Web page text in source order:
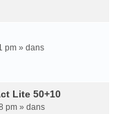
pm » dans
Lite 50+10
pm » dans